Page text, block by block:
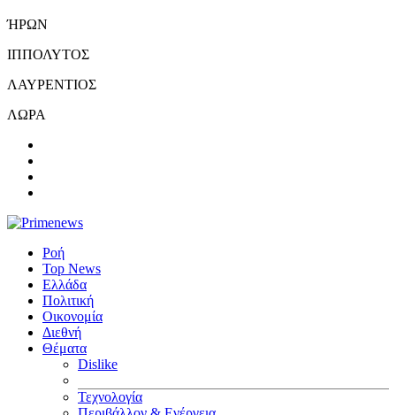
ΉΡΩΝ
ΙΠΠΟΛΥΤΟΣ
ΛΑΥΡΕΝΤΙΟΣ
ΛΩΡΑ
Ροή
Top News
Ελλάδα
Πολιτική
Οικονομία
Διεθνή
Θέματα
Dislike
Τεχνολογία